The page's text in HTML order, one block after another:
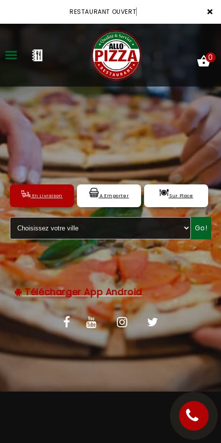
×
RESTAURANT OUVERT
ACCUEIL
LA CARTE
VOTRE COMPTE
NOTRE RESTAURANT
VOS AVIS
MENTIONS LÉGALES
C.G.V
0
En Livraison A Emporter Sur Place
Go!
Télécharger App Android